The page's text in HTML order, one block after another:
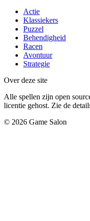
Actie
Klassiekers
Puzzel
Behendigheid
Racen
Avontuur
Strategie
Over deze site
Alle spellen zijn open
licentie gehost. Zie de
© 2026 Game Salon